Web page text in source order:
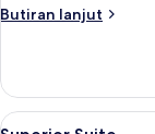
Butiran lanjut
Butiran
Suite
Lihat
4